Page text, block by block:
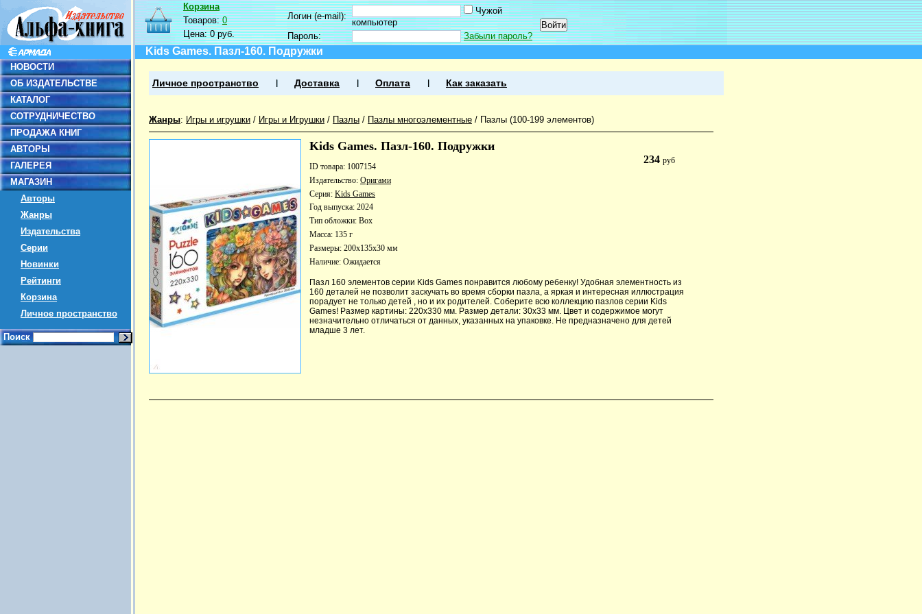
НОВОСТИ
ОБ ИЗДАТЕЛЬСТВЕ
КАТАЛОГ
СОТРУДНИЧЕСТВО
ПРОДАЖА КНИГ
АВТОРЫ
ГАЛЕРЕЯ
МАГАЗИН
Авторы
Жанры
Издательства
Серии
Новинки
Рейтинги
Корзина
Личное пространство
Поиск
Корзина
Товаров:0
Цена:0 руб.
Логин (e-mail):
Чужой
компьютер
Пароль:
Забыли пароль?
Kids Games. Пазл-160. Подружки
Личное пространство Доставка Оплата Как заказать
Жанры: Игры и игрушки / Игры и Игрушки / Пазлы / Пазлы многоэлементные / Пазлы (100-199 элементов)
Kids Games. Пазл-160. Подружки
234руб
ID товара: 1007154
Издательство: Оригами
Серия: Kids Games
Год выпуска: 2024
Тип обложки: Box
Масса: 135 г
Размеры: 200x135x30 мм
Наличие: Ожидается
Пазл 160 элементов серии Kids Games понравится любому ребенку! Удобная элементность из
160 деталей не позволит заскучать во время сборки пазла, а яркая и интересная иллюстрация
порадует не только детей , но и их родителей. Соберите всю коллекцию пазлов серии Kids
Games! Размер картины: 220х330 мм. Размер детали: 30х33 мм. Цвет и содержимое могут
незначительно отличаться от данных, указанных на упаковке. Не предназначено для детей
младше 3 лет.